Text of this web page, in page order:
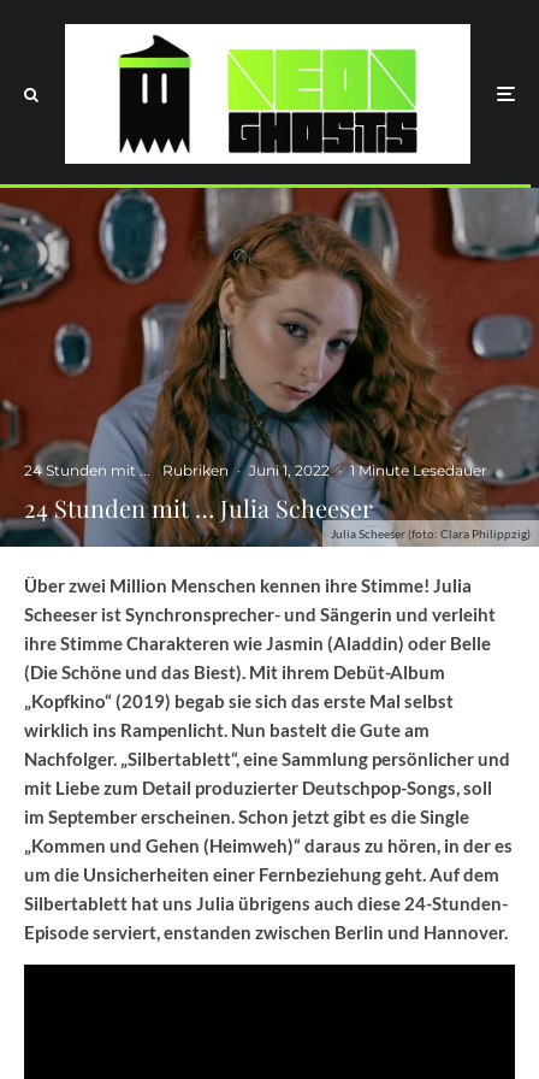
Julia Scheeser (foto: Clara Philippzig)
24 Stunden mit ... Rubriken · Juni 1, 2022 · 1 Minute Lesedauer
24 Stunden mit … Julia Scheeser
Über zwei Million Menschen kennen ihre Stimme! Julia
Scheeser ist Synchronsprecher- und Sängerin und verleiht
ihre Stimme Charakteren wie Jasmin (Aladdin) oder Belle
(Die Schöne und das Biest). Mit ihrem Debüt-Album
„Kopfkino“ (2019) begab sie sich das erste Mal selbst
wirklich ins Rampenlicht. Nun bastelt die Gute am
Nachfolger. „Silbertablett“, eine Sammlung persönlicher und
mit Liebe zum Detail produzierter Deutschpop-Songs, soll
im September erscheinen. Schon jetzt gibt es die Single
„Kommen und Gehen (Heimweh)“ daraus zu hören, in der es
um die Unsicherheiten einer Fernbeziehung geht. Auf dem
Silbertablett hat uns Julia übrigens auch diese 24-Stunden-
Episode serviert, enstanden zwischen Berlin und Hannover.